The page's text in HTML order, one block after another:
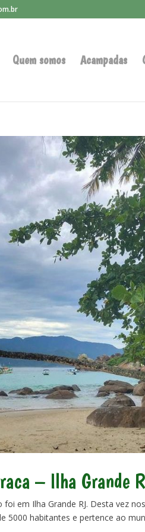
Quem somos Acampadas
– Ilha Grande
em Ilha Grande RJ. Desta vez
5000 habitantes e pertence ao